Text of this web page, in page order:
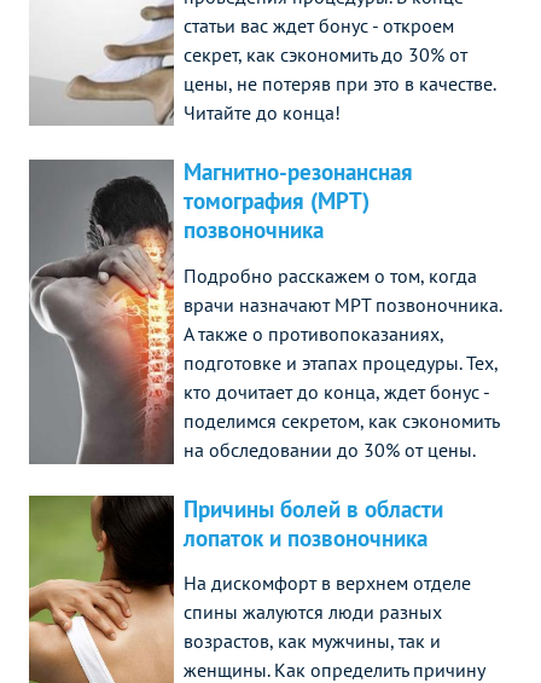
статьи вас ждет бонус - откроем
секрет, как сэкономить до 30% от
цены, не потеряв при это в качестве.
Читайте до конца!
Магнитно-резонансная
томография (МРТ)
позвоночника
Подробно расскажем о том, когда
врачи назначают МРТ позвоночника.
А также о противопоказаниях,
подготовке и этапах процедуры. Тех,
кто дочитает до конца, ждет бонус -
поделимся секретом, как сэкономить
на обследовании до 30% от цены.
Причины болей в области
лопаток и позвоночника
На дискомфорт в верхнем отделе
спины жалуются люди разных
возрастов, как мужчины, так и
женщины. Как определить причину